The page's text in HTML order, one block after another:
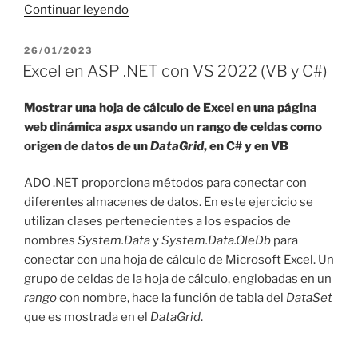
Continuar leyendo«Listar
ASP
con
VS
2022
y
VB)»
PUBLICADO
EL
26/01/2023
Excel en ASP .NET con VS 2022 (VB y C#)
Mostrar una hoja de cálculo de Excel en una página
web dinámica aspxusando un rango de celdas como
origen de datos de unDataGrid, en C# y en VB
ADO .NET proporciona métodos para conectar con
diferentes almacenes de datos. En este ejercicio se
utilizan clases pertenecientes a los espacios de
nombres System.DataySystem.Data.OleDb para
conectar con una hoja de cálculo de Microsoft Excel. Un
grupo de celdas de la hoja de cálculo, englobadas en un
rangocon nombre, hace la función de tabla del DataSet
que es mostrada en el DataGrid.